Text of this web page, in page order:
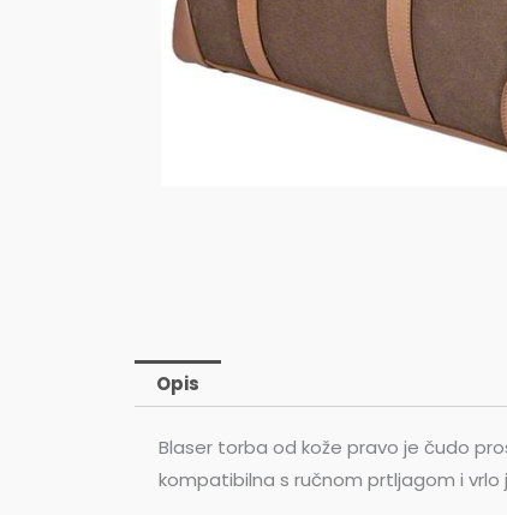
Opis
Blaser torba od kože pravo je čudo
kompatibilna s ručnom prtljagom i